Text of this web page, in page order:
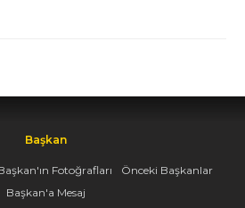
Başkan
Fotoğrafları
Önceki Başkanlar
Başkan'a Mesaj